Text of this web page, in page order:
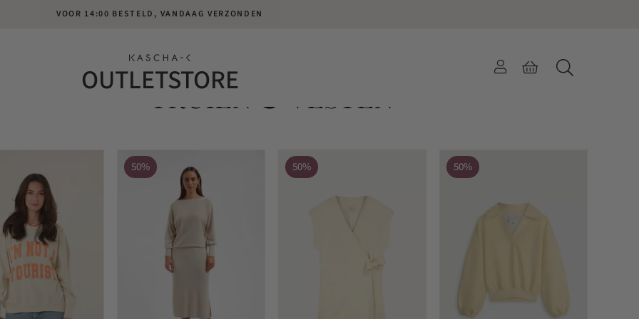
VOOR 14:00 BESTELD, VANDAAG VERZONDEN
OUTLETSTORE
TRUIEN & VESTEN
50% 50% 50%